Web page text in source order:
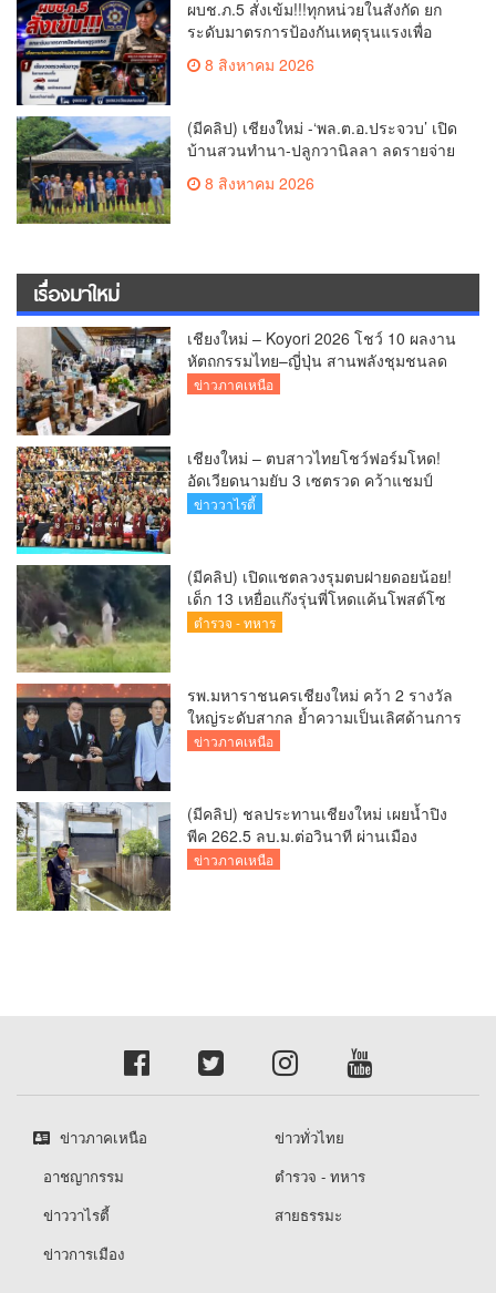
ผบช.ภ.5 สั่งเข้ม!!!ทุกหน่วยในสังกัด ยก
ระดับมาตรการป้องกันเหตุรุนแรงเพื่อ
ศึกษา8 สิงหาคม 2026
(มีคลิป) เชียงใหม่ -‘พล.ต.อ.ประจวบ’ เปิด
บ้านสวนทำนา-ปลูกวานิลลา ลดรายจ่าย
8 สิงหาคม 2026
เรื่องมาใหม่
เชียงใหม่ – Koyori 2026 โชว์ 10 ผลงาน
หัตถกรรมไทย–ญี่ปุ่น สานพลังชุมชนลด
ผลกระทบ PM 2.5
ข่าวภาคเหนือ
เชียงใหม่ – ตบสาวไทยโชว์ฟอร์มโหด!
อัดเวียดนามยับ 3 เซตรวด คว้าแชมป์
SEA V CUP 2026 เลก 2 ไร้พ่าย
ข่าววาไรตี้
(มีคลิป) เปิดแชตลวงรุมตบฝายดอยน้อย!
เด็ก 13 เหยื่อแก๊งรุ่นพี่โหดแค้นโพสต์โซ
เชียล พ่อ-ย่าลั่นฟ้องเอาผิดถึงที่สุด
ตำรวจ - ทหาร
รพ.มหาราชนครเชียงใหม่ คว้า 2 รางวัล
ใหญ่ระดับสากล ย้ำความเป็นเลิศด้านการ
ดูแลผู้ป่วยโรคหลอดเลือดสมอง
ข่าวภาคเหนือ
(มีคลิป) ชลประทานเชียงใหม่ เผยน้ำปิง
พีค 262.5 ลบ.ม.ต่อวินาที ผ่านเมือง
เชียงใหม่กลางดึก สถานการณ์ปกติ แต่
ข่าวภาคเหนือ
ข่าวภาคเหนือ
ข่าวทั่วไทย
อาชญากรรม
ตำรวจ - ทหาร
ข่าววาไรตี้
สายธรรมะ
ข่าวการเมือง